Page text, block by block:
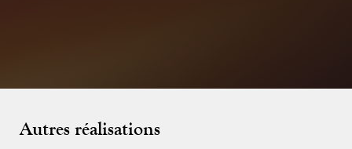
Autres réalisations
Les noms, dénominations et signes de toute nature
(tels que logotypes ou marques figuratives), le nom des